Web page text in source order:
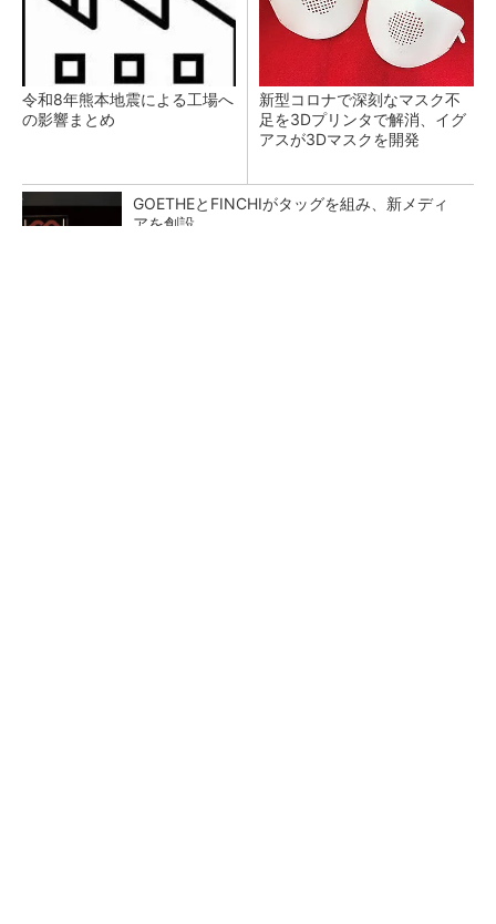
令和8年熊本地震による工場へ
の影響まとめ
新型コロナで深刻なマスク不
足を3Dプリンタで解消、イグ
アスが3Dマスクを開発
GOETHEとFINCHIがタッグを組み、新メディ
アを創設